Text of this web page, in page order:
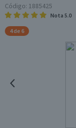
Código: 1885425
Nota 5.0
4 de 6